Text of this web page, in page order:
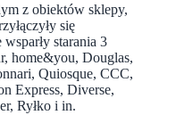
z obiektów sklepy,
się
starania 3
home&you, Douglas,
Quiosque, CCC,
Express, Diverse,
Ryłko i in.